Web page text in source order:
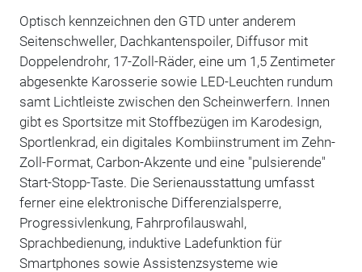
Optisch kennzeichnen den GTD unter anderem
Seitenschweller, Dachkantenspoiler, Diffusor mit
Doppelendrohr, 17-Zoll-Räder, eine um 1,5 Zentimeter
abgesenkte Karosserie sowie LED-Leuchten rundum
samt Lichtleiste zwischen den Scheinwerfern. Innen
gibt es Sportsitze mit Stoffbezügen im Karodesign,
Sportlenkrad, ein digitales Kombiinstrument im Zehn-
Zoll-Format, Carbon-Akzente und eine "pulsierende"
Start-Stopp-Taste. Die Serienausstattung umfasst
ferner eine elektronische Differenzialsperre,
Progressivlenkung, Fahrprofilauswahl,
Sprachbedienung, induktive Ladefunktion für
Smartphones sowie Assistenzsysteme wie